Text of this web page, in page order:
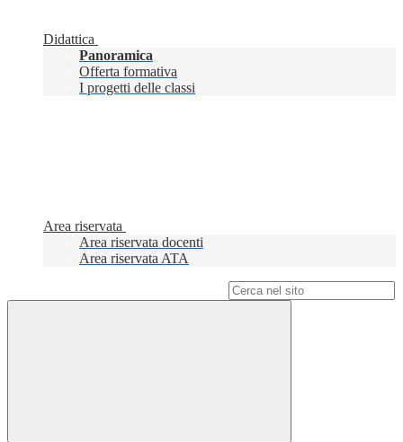
Didattica
Panoramica
Offerta formativa
I progetti delle classi
Area riservata
Area riservata docenti
Area riservata ATA